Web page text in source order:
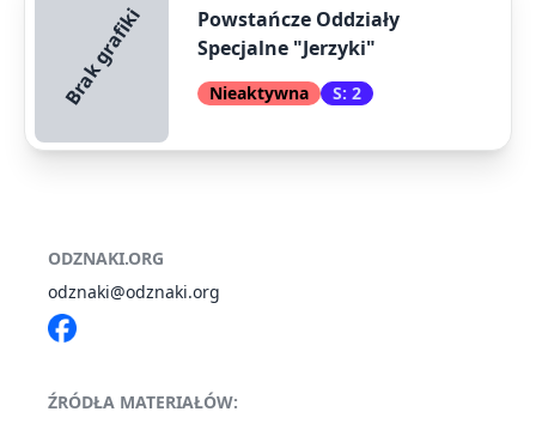
Brak grafiki
Powstańcze Oddziały
Specjalne "Jerzyki"
Nieaktywna S: 2
ODZNAKI.ORG
odznaki@odznaki.org
ŹRÓDŁA MATERIAŁÓW: